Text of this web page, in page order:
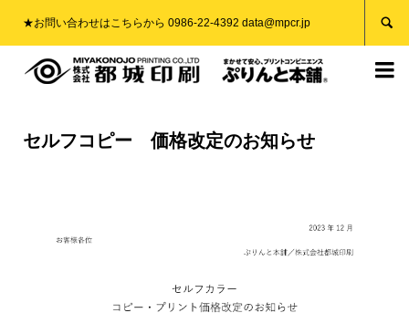
★お問い合わせはこちらから 0986-22-4392 data@mpcr.jp 

セルフコピー 価格改定のお知らせ